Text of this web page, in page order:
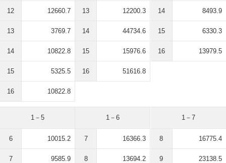
12 12660.7
13 3769.7
14 10822.8
15 5325.5
16 10822.8
13 12200.3
14 44734.6
15 15976.6
16 51616.8
14 8493.9
15 6330.3
16 13979.5
1－5
6 10015.2
7 9585.9
1－6
7 16366.3
8 13694.2
1－7
8 16775.4
9 23138.5